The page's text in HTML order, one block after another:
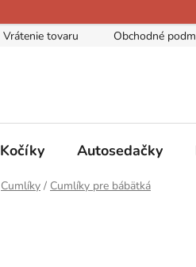
Vrátenie tovaru Obchodné
Kočíky Autosedačky
Cumlíky / Cumlíky pre bábätká